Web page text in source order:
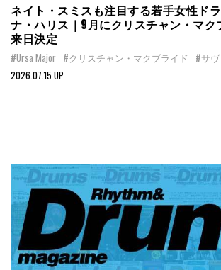
ネイト・スミスも注目する若手女性ド
ナ・ハリス｜9月にクリスチャン・マク
来日決定
#Ursa Major #クリスチャン・マクブライド
#サ
2026.07.15 UP